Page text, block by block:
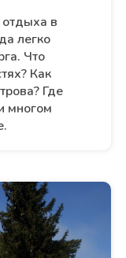
отдыха в
легко
Что
Как
Где
многом